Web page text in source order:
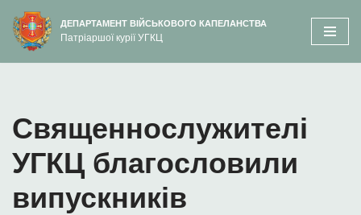
вмісту
Перейти
до
ДЕПАРТАМЕНТ ВІЙСЬКОВОГО КАПЕЛАНСТВА
Патріаршої курії УГКЦ
Священнослужителі
УГКЦ благословили
випускників